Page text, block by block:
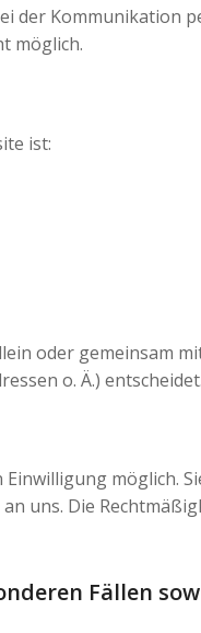
der Kommunikation
möglich.
ist:
oder gemeinsam
o. Ä.) entscheidet.
möglich.
uns. Die
Fällen